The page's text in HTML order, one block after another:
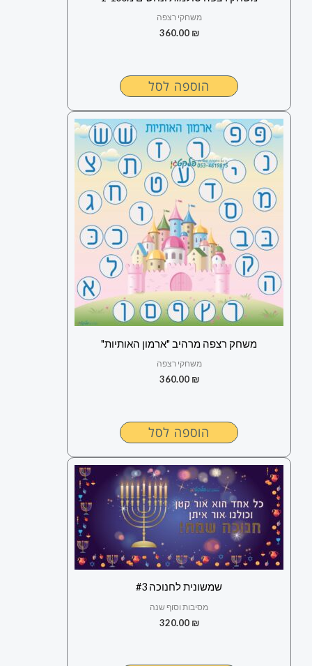
משחקי רצפה
360.00 ₪
הוספה לסל
משחק רצפה מרהיב "ארמון האותיות"
משחקי רצפה
360.00 ₪
הוספה לסל
שמשונית לחנוכה #3
מסיבות וסוף שנה
320.00 ₪